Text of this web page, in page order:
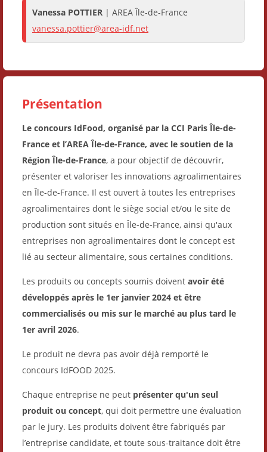
Vanessa POTTIER | AREA Île-de-France
vanessa.pottier@area-idf.net
Présentation
Le concours IdFood, organisé par la CCI Paris Île-de-
France et l’AREA Île-de-France, avec le soutien de la
Région Île-de-France, a pour objectif de découvrir,
présenter et valoriser les innovations agroalimentaires
en Île-de-France. Il est ouvert à toutes les entreprises
agroalimentaires dont le siège social et/ou le site de
production sont situés en Île-de-France, ainsi qu'aux
entreprises non agroalimentaires dont le concept est
lié au secteur alimentaire, sous certaines conditions.
Les produits ou concepts soumis doivent avoir été
développés après le 1er janvier 2024 et être
commercialisés ou mis sur le marché au plus tard le
1er avril 2026.
Le produit ne devra pas avoir déjà remporté le
concours IdFOOD 2025.
Chaque entreprise ne peut présenter qu'un seul
produit ou concept, qui doit permettre une évaluation
par le jury. Les produits doivent être fabriqués par
l’entreprise candidate, et toute sous-traitance doit être